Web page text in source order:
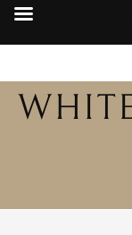
to
content